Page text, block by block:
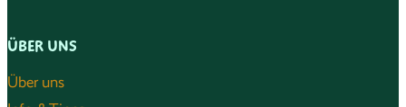
ÜBER UNS
Über uns